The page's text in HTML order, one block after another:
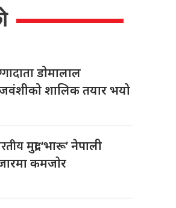
डोमालाल
शालिक तयार भयो
मुद्रा ‘भारू’ नेपाली
कमजाेर